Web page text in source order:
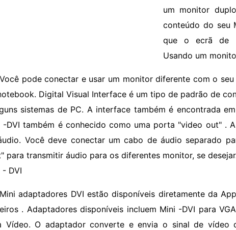
um monitor
conteúdo do seu
que o ecrã de
Usando um
Você pode conectar e usar um monitor diferente com o
Digital Visual Interface é um tipo de padrão de
sistemas de PC. A interface também é encontrada
-DVI também é conhecido como uma porta "video out" .
Você deve conectar um cabo de áudio separado
para transmitir áudio para os diferentes monitor, se
- DVI
Mini adaptadores DVI estão disponíveis diretamente da
. Adaptadores disponíveis incluem Mini -DVI para
Vídeo. O adaptador converte e envia o sinal de vídeo